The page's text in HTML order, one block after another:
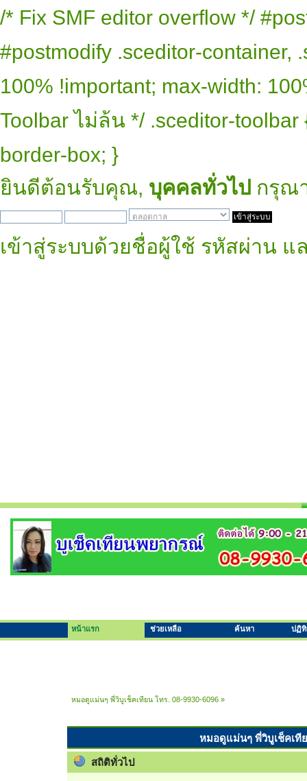
/* Fix SMF editor overflow */
#postmodify .sceditor-container,
100% !important; max-width:
Toolbar ไม่ล้น */ .sceditor-
border-box; }
ยินดีต้อนรับคุณ, บุคคลทั่วไป กรุณ
เข้าสู่ระบบด้วยชื่อผู้ใช้ รหัสผ่าน แ
หน้าแรก ช่วยเหลือ ค้นหา ปฏิ
หมอดูแม่นๆ พี่วิบูเช็คเทียน โทร. 08-9930-6096 »
หมอดูแม่นๆ พี่วิบูเช็คเที
สถิติทั่วไป